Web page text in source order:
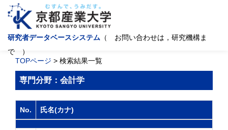
研究者データベースシステム （ お問い合わせは，研究機構ま
で ）
TOPページ > 検索結果一覧
専門分野：会計学
No. 氏名(カナ)